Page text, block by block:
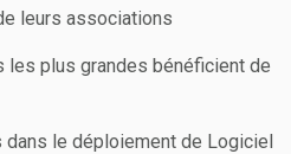
leurs associations
plus grandes bénéficient de
dans le déploiement de Logiciel